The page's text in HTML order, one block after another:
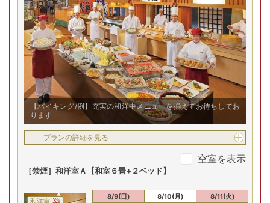
【バイキング/例】充実の和洋中メニューを揃えてお待ちしてお
ります
プランの詳細を見る
空室を表示
［禁煙］和洋室Ａ【和室６畳+２ベッド】
和洋室
8/8(土) 8/9(日) 8/10(月)
8/11(火)